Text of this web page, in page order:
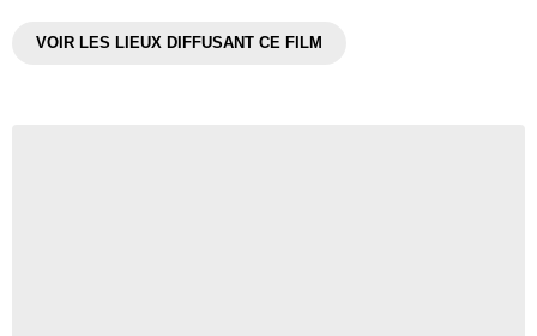
VOIR LES LIEUX DIFFUSANT CE FILM